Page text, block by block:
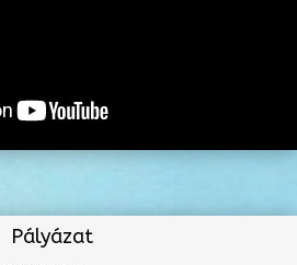
Pályázat